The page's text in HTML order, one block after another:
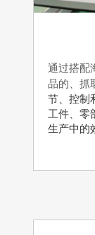
通过搭配
品的、抓
节、控制
工件、零
生产中的